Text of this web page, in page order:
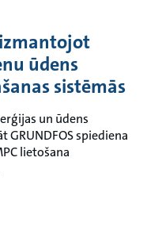
ūdens
sistēmās
un ūdens
spiediena
lietošana